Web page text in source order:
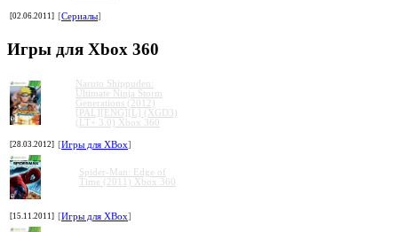
[02.06.2011] [Сериалы]
Игры для Xbox 360
Naruto Shippuden:
Ultimate Ninja Storm
Generations (2012)
[PAL][ENG][L] (XGD3)
(LT+ 3.0) Xbox 360
[28.03.2012] [Игры для XBox]
Spider-Man: Edge of
Time (2011) Xbox 360
[15.11.2011] [Игры для XBox]